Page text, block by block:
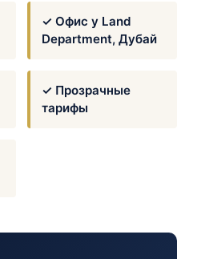
✓ Офис у Land
Department, Дубай
✓ Прозрачные
тарифы